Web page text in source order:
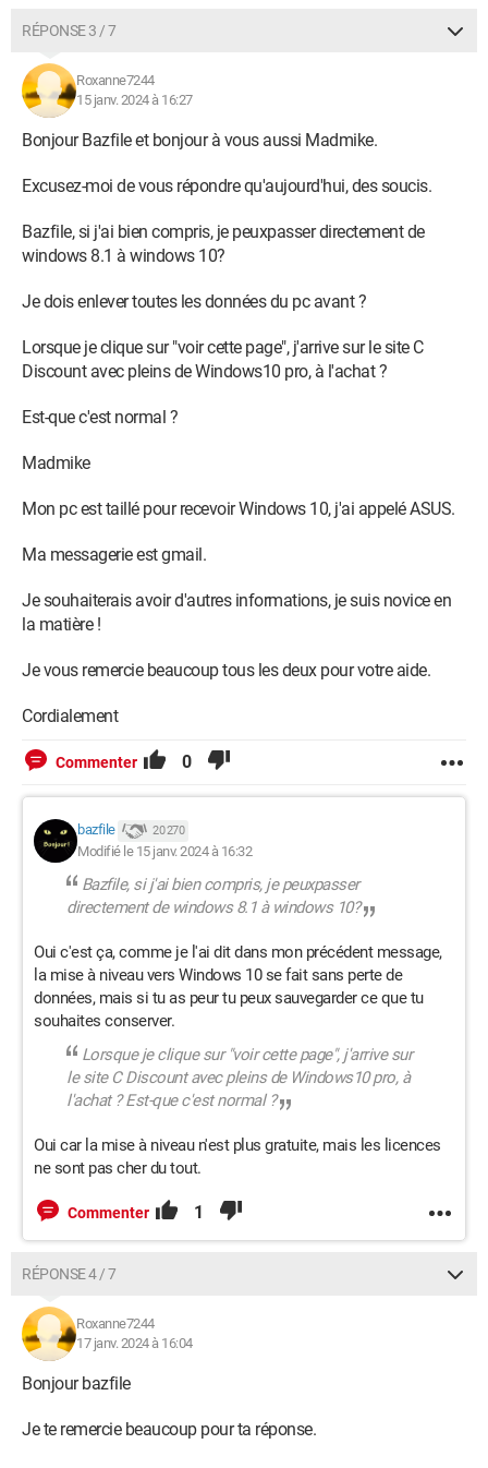
RÉPONSE 3 / 7
Roxanne7244
15 janv. 2024 à 16:27
Bonjour Bazfile et bonjour à vous aussi Madmike.
Excusez-moi de vous répondre qu'aujourd'hui, des soucis.
Bazfile, si j'ai bien compris, je peuxpasser directement de
windows 8.1 à windows 10?
Je dois enlever toutes les données du pc avant ?
Lorsque je clique sur "voir cette page", j'arrive sur le site C
Discount avec pleins de Windows10 pro, à l'achat ?
Est-que c'est normal ?
Madmike
Mon pc est taillé pour recevoir Windows 10, j'ai appelé ASUS.
Ma messagerie est gmail.
Je souhaiterais avoir d'autres informations, je suis novice en
la matière !
Je vous remercie beaucoup tous les deux pour votre aide.
Cordialement
Commenter 0
bazfile 20 270
Modifié le 15 janv. 2024 à 16:32
Bazfile, si j'ai bien compris, je peuxpasser
directement de windows 8.1 à windows 10?
Oui c'est ça, comme je l'ai dit dans mon précédent message,
la mise à niveau vers Windows 10 se fait sans perte de
données, mais si tu as peur tu peux sauvegarder ce que tu
souhaites conserver.
Lorsque je clique sur "voir cette page", j'arrive sur
le site C Discount avec pleins de Windows10 pro, à
l'achat ? Est-que c'est normal ?
Oui car la mise à niveau n'est plus gratuite, mais les licences
ne sont pas cher du tout.
Commenter 1
RÉPONSE 4 / 7
Roxanne7244
17 janv. 2024 à 16:04
Bonjour bazfile
Je te remercie beaucoup pour ta réponse.